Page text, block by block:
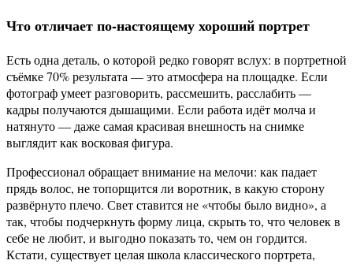
Что отличает по-настоящему хороший портрет
Есть одна деталь, о которой редко говорят вслух: в портретной
съёмке 70% результата — это атмосфера на площадке. Если
фотограф умеет разговорить, рассмешить, расслабить —
кадры получаются дышащими. Если работа идёт молча и
натянуто — даже самая красивая внешность на снимке
выглядит как восковая фигура.
Профессионал обращает внимание на мелочи: как падает
прядь волос, не топорщится ли воротник, в какую сторону
развёрнуто плечо. Свет ставится не «чтобы было видно», а
так, чтобы подчеркнуть форму лица, скрыть то, что человек в
себе не любит, и выгодно показать то, чем он гордится.
Кстати, существует целая школа классического портрета,